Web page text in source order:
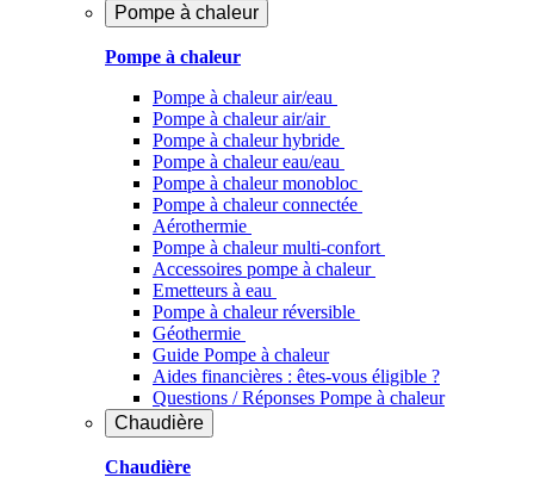
Pompe à chaleur
Pompe à chaleur
Pompe à chaleur air/eau
Pompe à chaleur air/air
Pompe à chaleur hybride
Pompe à chaleur​ eau/eau
Pompe à chaleur monobloc
Pompe à chaleur connectée
Aérothermie
Pompe à chaleur multi-confort
Accessoires pompe à chaleur
Emetteurs à eau
Pompe à chaleur réversible
Géothermie
Guide Pompe à chaleur
Aides financières : êtes-vous éligible ?
Questions / Réponses Pompe à chaleur
Chaudière
Chaudière